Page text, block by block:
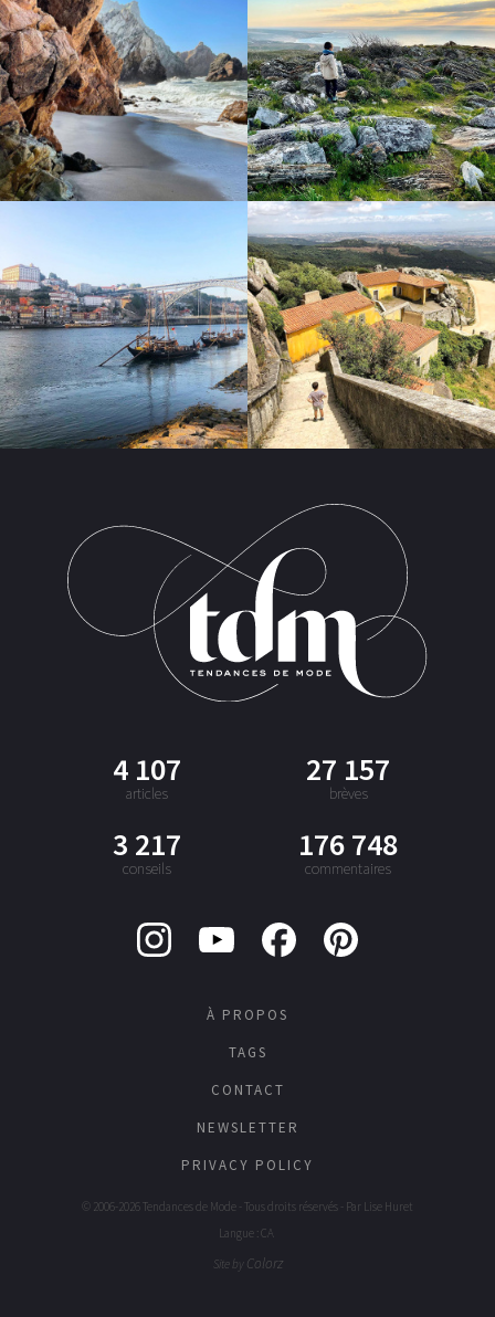
4 107
articles
27 157
brèves
3 217
conseils
176 748
commentaires
À PROPOS
TAGS
CONTACT
NEWSLETTER
PRIVACY POLICY
© 2006-2026 Tendances de Mode - Tous droits réservés - Par Lise Huret
Langue : CA
Site by Colorz